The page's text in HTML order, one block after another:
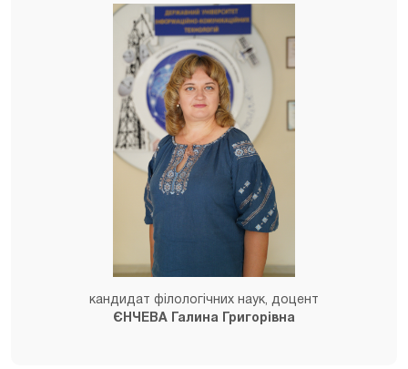
кандидат філологічних наук, доцент
ЄНЧЕВА Галина Григорівна